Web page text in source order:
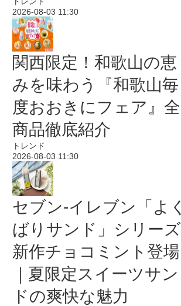
2026-08-03 11:30
関西限定！和歌山の恵
みを味わう『和歌山毎
度おおきにフェア』全
商品徹底紹介
トレンド
2026-08-03 11:30
セブン‐イレブン「よく
ばりサンド」シリーズ
新作チョコミント登場
｜夏限定スイーツサン
ドの爽快な魅力